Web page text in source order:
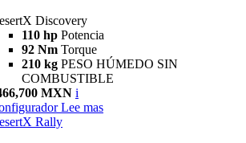
Discovery
110 hp Potencia
92 Nm Torque
210 kg PESO HÚMEDO SIN
COMBUSTIBLE
MXN i
Lee mas
Rally